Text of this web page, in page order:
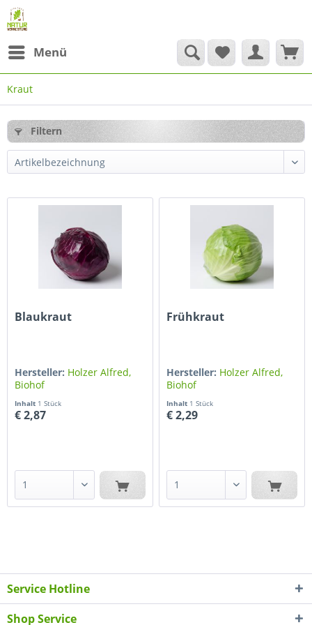
Menü
Kraut
Filtern
Blaukraut
Hersteller: Holzer Alfred,
Biohof
Inhalt 1 Stück
€ 2,87
Frühkraut
Hersteller: Holzer Alfred,
Biohof
Inhalt 1 Stück
€ 2,29
Service Hotline
Shop Service